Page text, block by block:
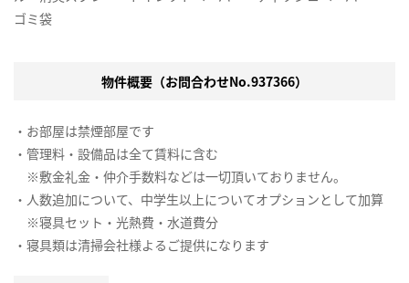
ゴミ袋
物件概要（お問合わせNo.937366）
・お部屋は禁煙部屋です
・管理料・設備品は全て賃料に含む
※敷金礼金・仲介手数料などは一切頂いておりません。
・人数追加について、中学生以上についてオプションとして加算
※寝具セット・光熱費・水道費分
・寝具類は清掃会社様よるご提供になります